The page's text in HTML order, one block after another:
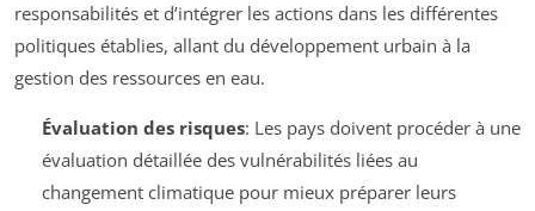
responsabilités et d’intégrer les actions dans les différentes
politiques établies, allant du développement urbain à la
gestion des ressources en eau.
Évaluation des risques: Les pays doivent procéder à une
évaluation détaillée des vulnérabilités liées au
changement climatique pour mieux préparer leurs